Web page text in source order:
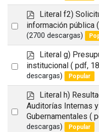
Select
p
d
f
Literal f2)
información pública
(2700 descargas)
Select
p
d
f
Literal g)
institucional ( pdf,
descargas)
Popular
Select
p
d
f
Literal h)
Auditorías Internas y
Gubernamentales (
descargas)
Popular